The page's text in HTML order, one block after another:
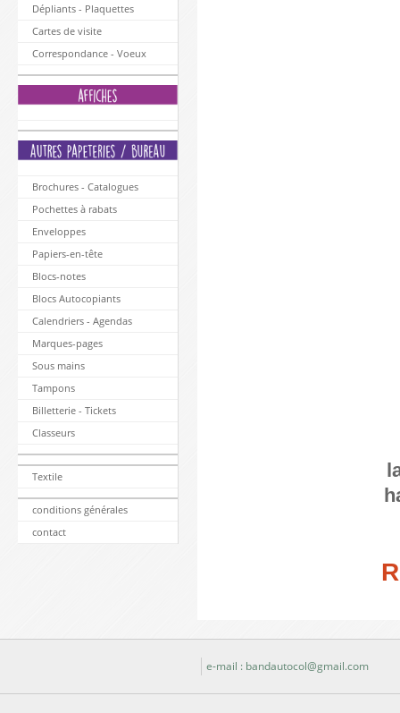
Dépliants - Plaquettes
Cartes de visite
Correspondance - Voeux
Brochures - Catalogues
Pochettes à rabats
Enveloppes
Papiers-en-tête
Blocs-notes
Blocs Autocopiants
Calendriers - Agendas
Marques-pages
Sous mains
Tampons
Billetterie - Tickets
Classeurs
Textile
conditions générales
contact
e-mail : bandautocol@gmail.com